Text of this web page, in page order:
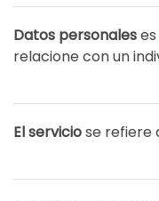
Datos personales
relacione con un
El serviciose refiere